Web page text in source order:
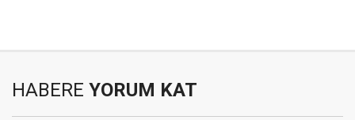
HABERE YORUM KAT